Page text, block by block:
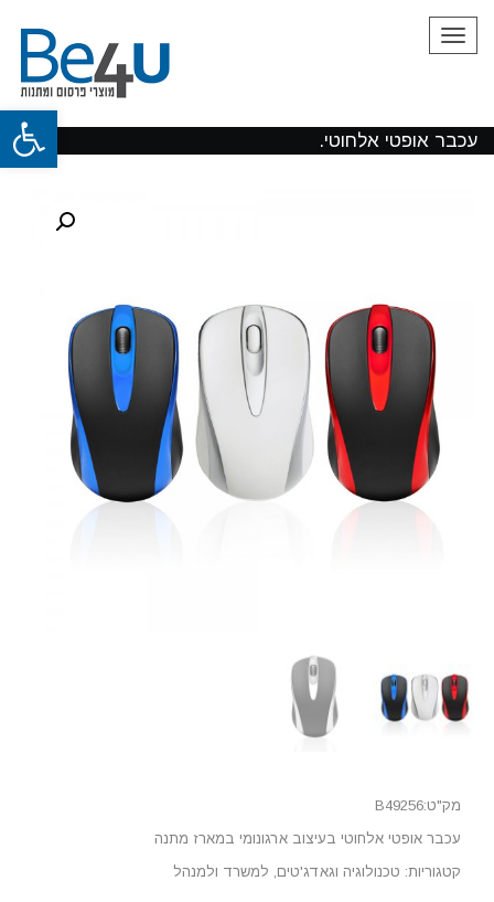
תפריט
עכבר אופטי אלחוטי.
מק"ט:B49256
עכבר אופטי אלחוטי בעיצוב ארגונומי במארז מתנה
קטגוריות: טכנולוגיה וגאדג'טים למשרד ולמנהל